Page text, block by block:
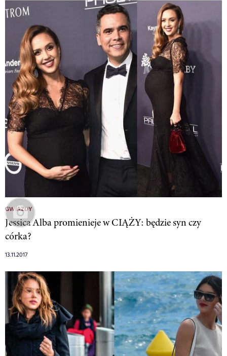
GWIAZDY
Jessica Alba promienieje w CIĄŻY: będzie syn czy
córka?
13.11.2017